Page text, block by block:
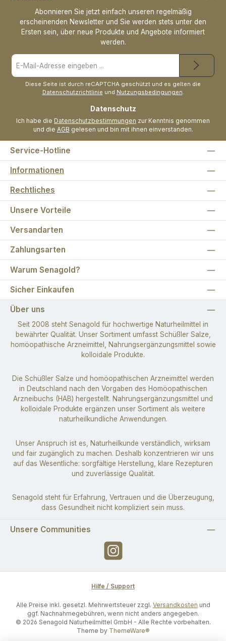
Abonnieren Sie jetzt einfach unseren regelmäßig
erscheinenden Newsletter und Sie werden stets unter den
Ersten sein, über neue Produkte und Angebote informiert
werden.
E-
Mail-
Adresse
Diese Seite ist durch reCAPTCHA geschützt und es gelten die
Datenschutzrichtlinie und Nutzungsbedingungen.
Datenschutz
Ich habe die Datenschutzbestimmungen zur Kenntnis genommen
und die AGB gelesen und bin mit ihnen einverstanden.
Service-Hotline
Informationen
Rechtliches
Unsere Vorteile
Versandarten
Zahlungsarten
Warum Senagold?
Sicher Einkaufen
Über uns
Seit 2008 steht Senagold für hochwertige Naturheilmittel in
bewährter Qualität. Unser Sortiment umfasst Schüßler Salze,
homöopathische Arzneimittel, Nahrungsergänzungsmittel sowie
kolloidale Produkte.
Die Schüßler Salze und homöopathischen Arzneimittel werden
in Deutschland nach den Vorgaben des Homöopathischen
Arzneibuchs (HAB) hergestellt. Nahrungsergänzungsmittel und
kolloidale Produkte ergänzen unser Sortiment als weitere
naturheilkundliche Anwendungen.
Unser Anspruch ist es, Naturheilkunde verständlich, wirksam
und fair zugänglich zu machen. Deshalb konzentrieren wir uns
auf das Wesentliche: sorgfältige Herstellung, klare Rezepturen
und zuverlässige Qualität.
Senagold steht für Erfahrung, Vertrauen und die Überzeugung,
dass Gesundheit nicht kompliziert sein muss.
Unsere Communities
Instagram
Hilfe / Support
Alle Preise inkl. gesetzl. Mehrwertsteuer zzgl. Versandkosten und
ggf. Nachnahmegebühren, wenn nicht anders angegeben.
© 2026 Senagold Naturheilmittel GmbH - Alle Rechte vorbehalten.
Theme by ThemeWare®